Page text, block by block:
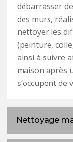
débarrasser
des murs,
nettoyer les
(peinture,
ainsi à suivre
maison après
s’occupent de
Nettoyage